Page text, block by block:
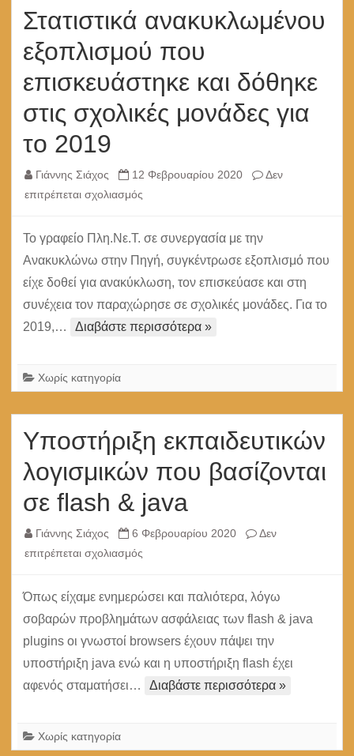
Στατιστικά ανακυκλωμένου
εξοπλισμού που
επισκευάστηκε και δόθηκε
στις σχολικές μονάδες για
το 2019
Γιάννης Σιάχος 12 Φεβρουαρίου 2020
Δεν
επιτρέπεται σχολιασμός
ανακυκλωμένου
εξοπλισμού
επισκευάστηκε
και
δόθηκε
μονάδες
2019
Το γραφείο Πλη.Νε.Τ. σε συνεργασία με την
Ανακυκλώνω στην Πηγή, συγκέντρωσε εξοπλισμό που
είχε δοθεί για ανακύκλωση, τον επισκεύασε και στη
συνέχεια τον παραχώρησε σε σχολικές μονάδες. Για το
2019,…
Διαβάστε περισσότερα »
Χωρίς κατηγορία
Υποστήριξη εκπαιδευτικών
λογισμικών που βασίζονται
σε flash & java
Γιάννης Σιάχος 6 Φεβρουαρίου 2020
Δεν
επιτρέπεται σχολιασμός
εκπαιδευτικών
λογισμικών
βασίζονται
σε
flash
Όπως είχαμε ενημερώσει και παλιότερα, λόγω
σοβαρών προβλημάτων ασφάλειας των flash & java
plugins οι γνωστοί browsers έχουν πάψει την
υποστήριξη java ενώ και η υποστήριξη flash έχει
αφενός σταματήσει…
Διαβάστε περισσότερα »
Χωρίς κατηγορία